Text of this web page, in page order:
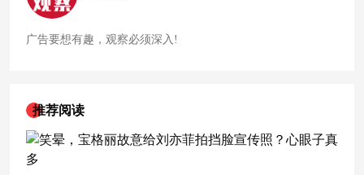
广告要想有趣，观察必须深入!
推荐阅读